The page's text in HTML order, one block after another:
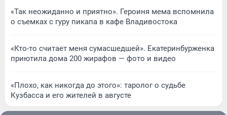
«Так неожиданно и приятно». Героиня мема вспомнила
о съемках с гуру пикапа в кафе Владивостока
«Кто-то считает меня сумасшедшей». Екатеринбурженка
приютила дома 200 жирафов — фото и видео
«Плохо, как никогда до этого»: таролог о судьбе
Кузбасса и его жителей в августе